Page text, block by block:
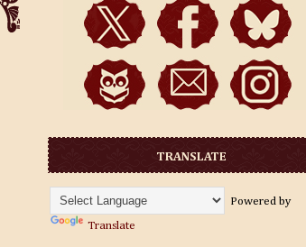
TRANSLATE
Powered by
Translate